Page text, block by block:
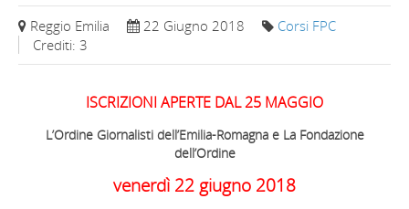
Reggio Emilia 22 Giugno 2018
Corsi FPC
Crediti: 3
ISCRIZIONI APERTE DAL 25 MAGGIO
L’Ordine Giornalisti dell’Emilia-Romagna e La Fondazione
dell’Ordine
venerdì 22 giugno 2018